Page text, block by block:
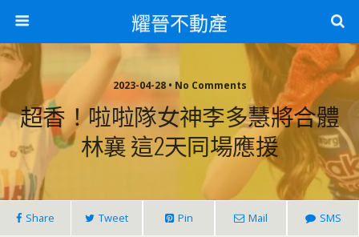
耀晉不動產
2023-04-28 • No Comments
超香！啦啦隊女神李多慧將合體
林襄 這2天同場應援
Share Tweet Pin Mail SMS